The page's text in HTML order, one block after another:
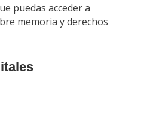
puedas acceder a
memoria y derechos